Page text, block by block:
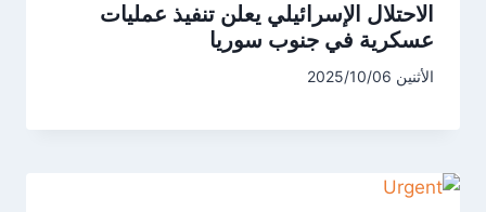
الاحتلال الإسرائيلي يعلن تنفيذ عمليات
عسكرية في جنوب سوريا
الأثنين 2025/10/06